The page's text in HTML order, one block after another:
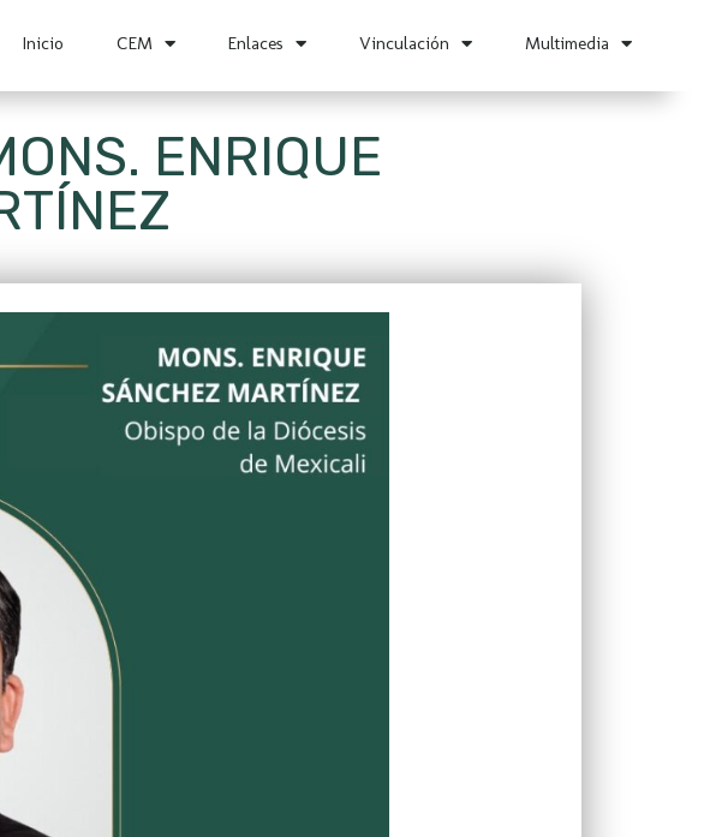
Inicio CEM Enlaces Vinculación Multimedia
ENRIQUE